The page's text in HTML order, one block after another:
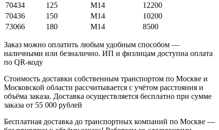
70434
125 М14
12200
70436
150 М14
10200
73066
180 М14 8500
Заказ можно оплатить любым удобным способом —
наличными или безналично. ИП и физлицам доступна оплата
по QR‑коду
Стоимость доставки собственным транспортом по Москве и
Московской области рассчитывается с учётом расстояния и
объёма заказа. Доставка осуществляется бесплатно при сумме
заказа от 55 000 рублей
Бесплатная доставка до транспортных компаний по Москве —